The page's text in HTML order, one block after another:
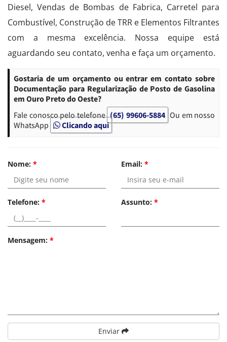
Diesel, Vendas de Bombas de Fabrica, Carretel para
Combustível, Construção de TRR e Elementos Filtrantes
com a mesma excelência. Nossa equipe está
aguardando seu contato, venha e faça um orçamento.
Gostaria de um orçamento ou entrar em contato sobre
Documentação para Regularização de Posto de Gasolina
em Ouro Preto do Oeste?
Fale conosco pelo telefone (65) 99606-5884 Ou em nosso
WhatsApp
Clicando aqui
Nome: * Email: *
Telefone: * Assunto: *
Mensagem: *
Enviar